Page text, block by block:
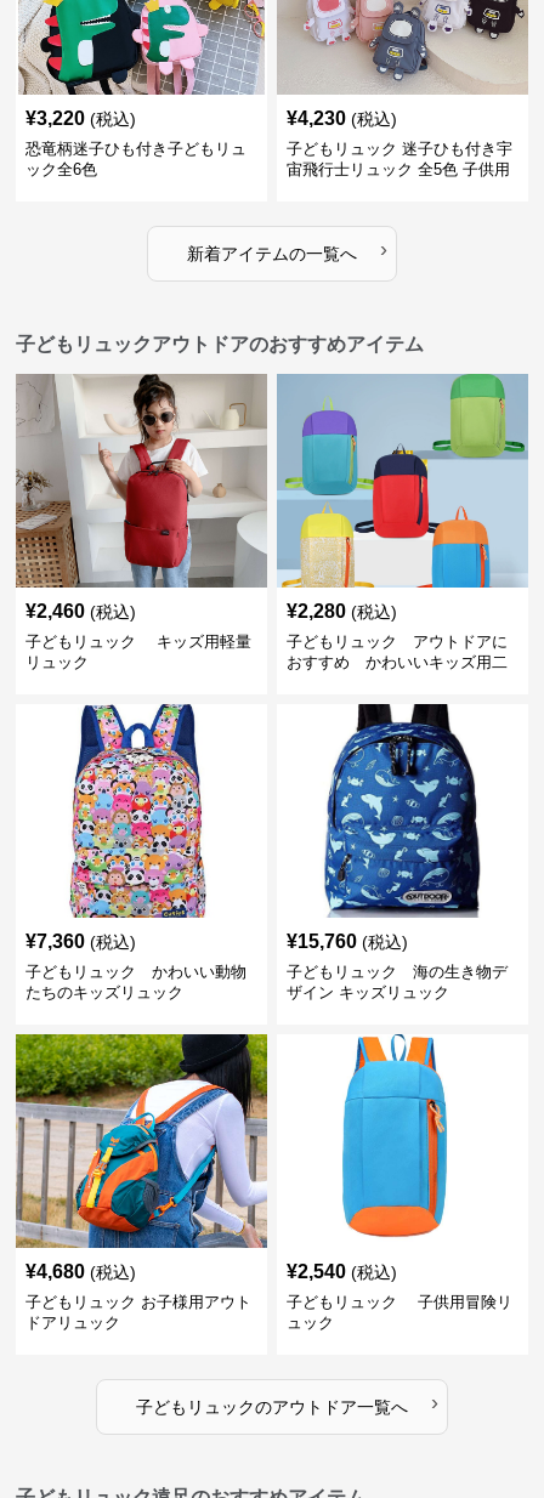
¥3,220 (税込)
恐竜柄迷子ひも付き子どもリュ
ック全6色
¥4,230 (税込)
子どもリュック 迷子ひも付き宇
宙飛行士リュック 全5色 子供用
新着アイテムの一覧へ ›
子どもリュックアウトドアのおすすめアイテム
¥2,460 (税込)
子どもリュック キッズ用軽量
リュック
¥2,280 (税込)
子どもリュック アウトドアに
おすすめ かわいいキッズ用二
¥7,360 (税込)
子どもリュック かわいい動物
たちのキッズリュック
¥15,760 (税込)
子どもリュック 海の生き物デ
ザイン キッズリュック
¥4,680 (税込)
子どもリュック お子様用アウト
ドアリュック
¥2,540 (税込)
子どもリュック 子供用冒険リ
ュック
子どもリュックのアウトドア一覧へ ›